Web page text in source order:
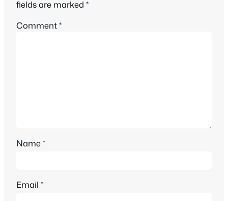
fields are marked *
Comment*
Name*
Email *